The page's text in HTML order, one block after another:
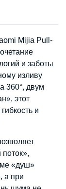
Mijia Pull-
и заботы
изливу
360°, двум
этот
и
«душ»
а при